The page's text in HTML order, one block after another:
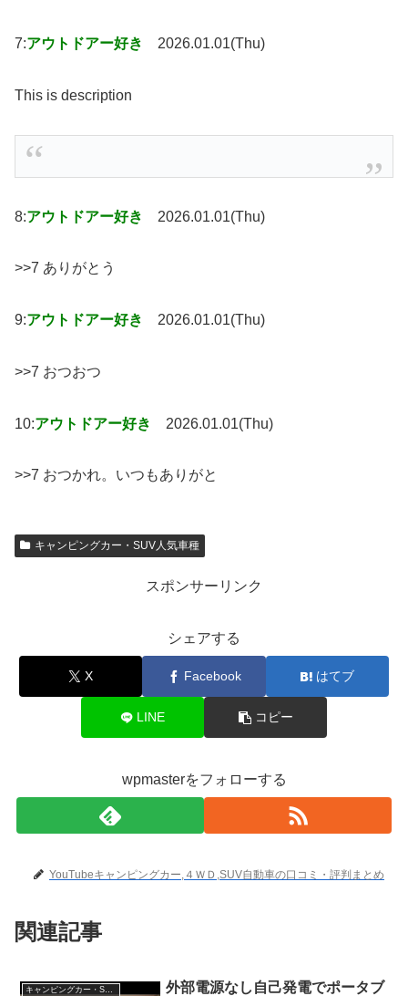
7:アウトドアー好き 2026.01.01(Thu)
This is description
8:アウトドアー好き 2026.01.01(Thu)
>>7 ありがとう
9:アウトドアー好き 2026.01.01(Thu)
>>7 おつおつ
10:アウトドアー好き 2026.01.01(Thu)
>>7 おつかれ。いつもありがと
キャンピングカー・SUV人気車種
スポンサーリンク
シェアする
X Facebook はてブ
LINE コピー
wpmasterをフォローする
YouTubeキャンピングカー,４ＷＤ,SUV自動車の口コミ・評判まとめ
関連記事
キャンピングカー・SUV人気車種
外部電源なし自己発電でポータブ